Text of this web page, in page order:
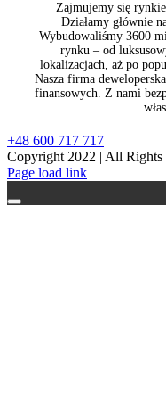
Zajmujemy się
Działamy głównie
Wybudowaliśmy 3600
rynku – od
lokalizacjach, aż po
Nasza firma
finansowych. Z nami
+48 600 717 717
Copyright 2022 | All Rights
Facebook
Page load link